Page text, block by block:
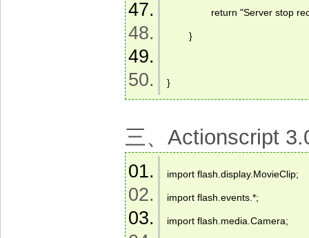
return "Server stop
}
}
三、Actionscript
import flash.display.MovieClip;
import flash.events.*;
import flash.media.Camera;